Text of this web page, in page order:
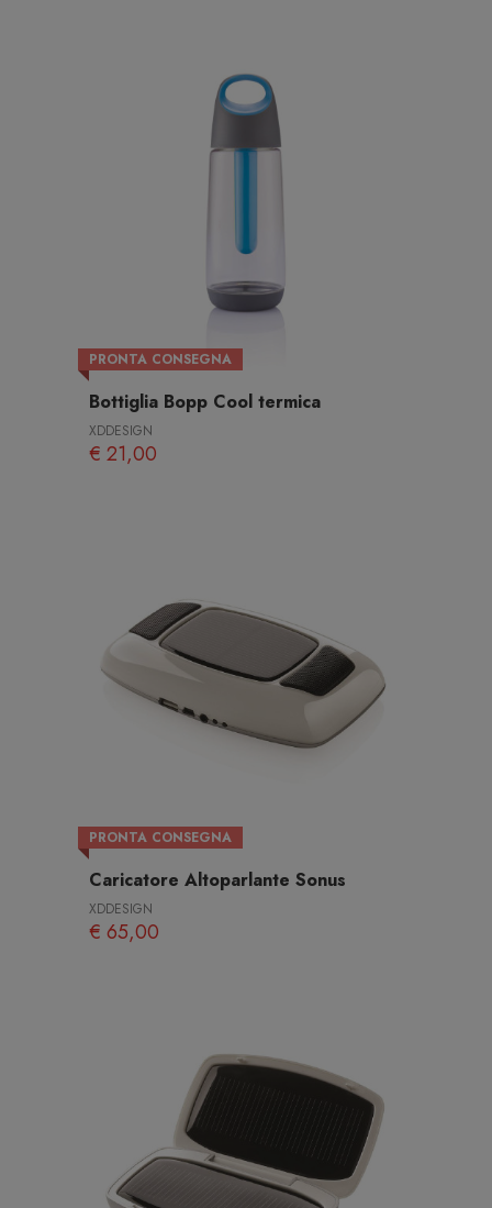
PRONTA CONSEGNA
Bottiglia Bopp Cool termica
XDDESIGN
€ 21,00
PRONTA CONSEGNA
Caricatore Altoparlante Sonus
XDDESIGN
€ 65,00